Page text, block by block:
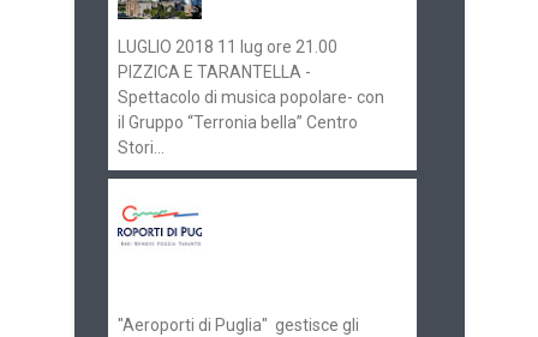
LUGLIO 2018 11 lug ore 21.00
PIZZICA E TARANTELLA -
Spettacolo di musica popolare- con
il Gruppo “Terronia bella” Centro
Stori...
"Aeroporti di Puglia" gestisce gli